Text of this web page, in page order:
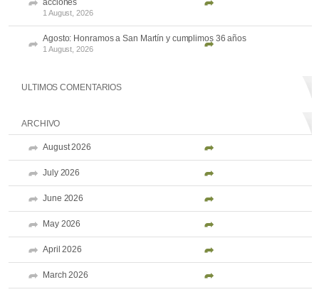
acciones
1 August, 2026
Agosto: Honramos a San Martín y cumplimos 36 años
1 August, 2026
ULTIMOS COMENTARIOS
ARCHIVO
August 2026
July 2026
June 2026
May 2026
April 2026
March 2026